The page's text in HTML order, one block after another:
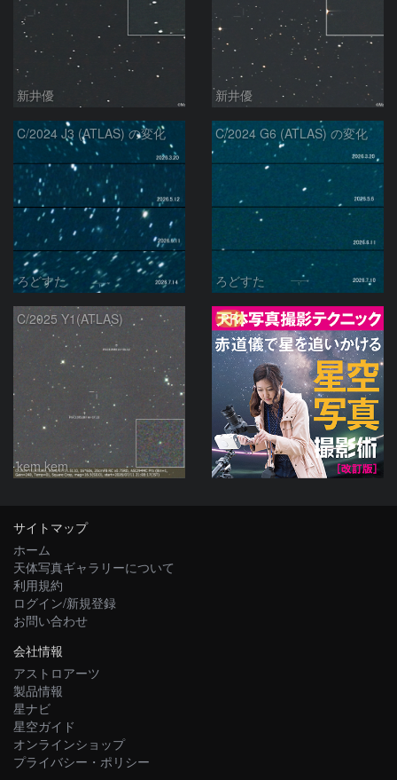
新井優 新井優
C/2024 J3 (ATLAS) の変化
ろどすた
C/2024 G6 (ATLAS) の変化
ろどすた
C/2025 Y1(ATLAS)
kem.kem
PR
サイトマップ
ホーム
天体写真ギャラリーについて
利用規約
ログイン/新規登録
お問い合わせ
会社情報
アストロアーツ
製品情報
星ナビ
星空ガイド
オンラインショップ
プライバシー・ポリシー